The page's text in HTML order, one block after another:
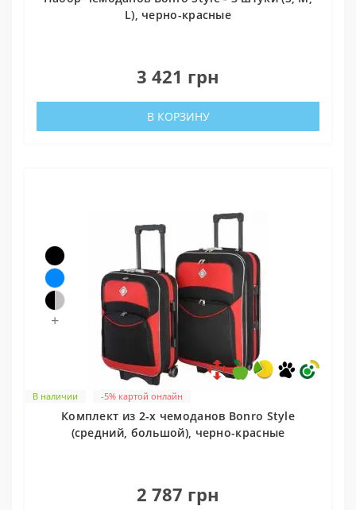
L), черно-красные
3 421 грн
В КОРЗИНУ
В наличии
+
-5% картой онлайн
Комплект из 2-х чемоданов Bonro Style
(средний, большой), черно-красные
2 787 грн